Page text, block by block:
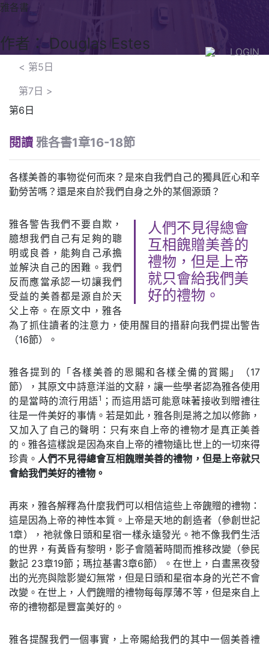
LOGIN
雅各書
作者： Douglas Estes
< 第5日
第7日 >
第6日
閱讀 雅各書1章16-18節
各樣美善的事物從何而來？是來自我們自己的獨具匠心和辛
勤勞苦嗎？還是來自於我們自身之外的某個源頭？
人們不見得總會
互相餽贈美善的
禮物，但是上帝
就只會給我們美
好的禮物。
雅各警告我們不要自欺，
臆想我們自己有足夠的聰
明或良善，能夠自己承擔
並解決自己的困難。我們
反而應當承認一切讓我們
受益的美善都是源自於天
父上帝。在原文中，雅各
為了抓住讀者的注意力，使用醒目的措辭向我們提出警告
（16節）。
雅各提到的「各樣美善的恩賜和各樣全備的賞賜」（17
節），其原文中詩意洋溢的文辭，讓一些學者認為雅各使用
的是當時的流行用語1 ；而這用語可能意味著接收到贈禮往
往是一件美好的事情。若是如此，雅各則是將之加以修飾，
又加入了自己的聲明：只有來自上帝的禮物才是真正美善
的。雅各這樣說是因為來自上帝的禮物遠比世上的一切來得
珍貴。人們不見得總會互相餽贈美善的禮物，但是上帝就只
會給我們美好的禮物。
再來，雅各解釋為什麼我們可以相信這些上帝餽贈的禮物：
這是因為上帝的神性本質。上帝是天地的創造者（參創世記
1章），祂就像日頭和星宿一樣永遠發光。祂不像我們生活
的世界，有黃昏有黎明，影子會隨著時間而推移改變（參民
數記 23章19節；瑪拉基書3章6節）。在世上，白晝黑夜發
出的光亮與陰影變幻無常，但是日頭和星宿本身的光芒不會
改變。在世上，人們餽贈的禮物每每厚薄不等，但是來自上
帝的禮物都是豐富美好的。
雅各提醒我們一個事實，上帝賜給我們的其中一個美善禮